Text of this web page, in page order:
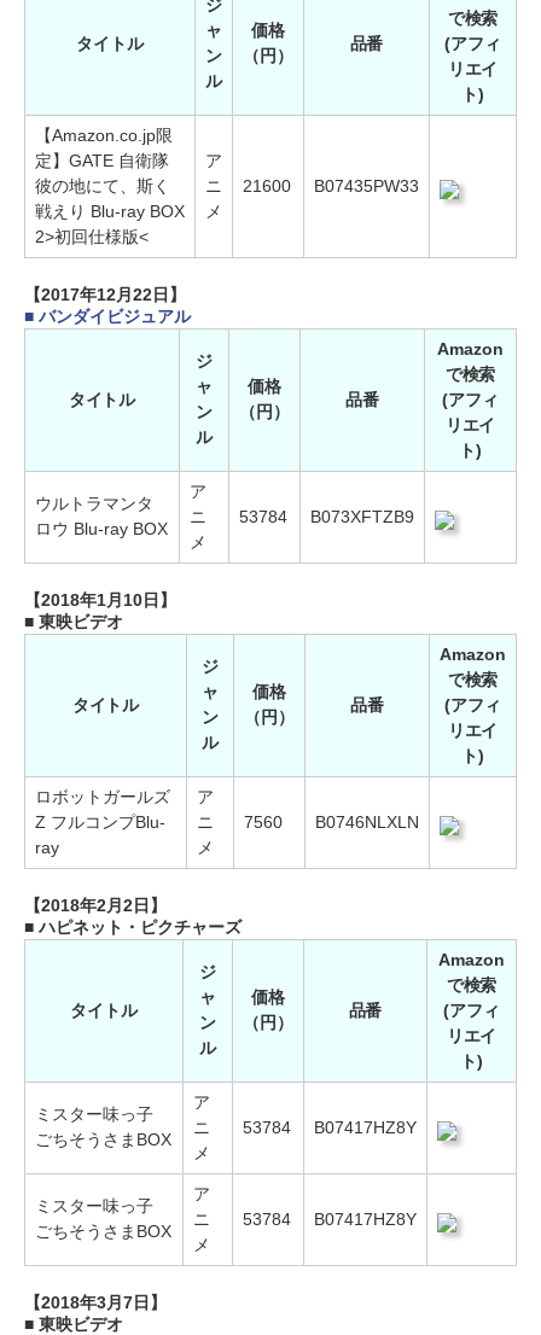
タイトル
ジ
ャ
ン
ル
価格
（円）
品番
で検索
(アフィ
リエイ
ト)
【Amazon.co.jp限
定】GATE 自衛隊
彼の地にて、斯く
戦えり Blu-ray BOX
2>初回仕様版<
ア
ニ
メ
21600 B07435PW33
【2017年12月22日】
■ バンダイビジュアル
タイトル
ジ
ャ
ン
ル
価格
（円）
品番
Amazon
で検索
(アフィ
リエイ
ト)
ウルトラマンタ
ロウ Blu-ray BOX
ア
ニ
メ
53784 B073XFTZB9
【2018年1月10日】
■ 東映ビデオ
タイトル
ジ
ャ
ン
ル
価格
（円）
品番
Amazon
で検索
(アフィ
リエイ
ト)
ロボットガールズ
Z フルコンプBlu-
ray
ア
ニ
メ
7560 B0746NLXLN
【2018年2月2日】
■ ハピネット・ピクチャーズ
タイトル
ジ
ャ
ン
ル
価格
（円）
品番
Amazon
で検索
(アフィ
リエイ
ト)
ミスター味っ子
ごちそうさまBOX
ア
ニ
メ
53784 B07417HZ8Y
ミスター味っ子
ごちそうさまBOX
ア
ニ
メ
53784 B07417HZ8Y
【2018年3月7日】
■ 東映ビデオ